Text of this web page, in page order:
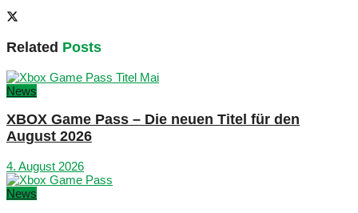
Related Posts
News
XBOX Game Pass – Die neuen Titel für den
August 2026
4. August 2026
News